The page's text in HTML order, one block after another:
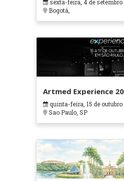
sexta-feira, 4 de setembro
Bogotá,
Artmed Experience
quinta-feira, 15 de outubro
Sao Paulo, SP